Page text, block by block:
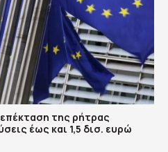
της ρήτρας
έως και 1,5 δισ. ευρώ